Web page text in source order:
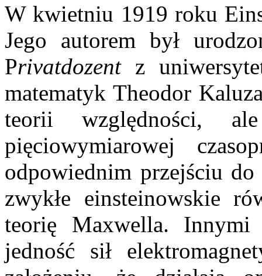
W kwietniu 1919 roku
Jego autorem był
Privatdozent z
matematyk Theodor
teorii względności,
pięciowymiarowej
odpowiednim przejściu
zwykłe einsteinowskie
teorię Maxwella. Innymi
jedność sił